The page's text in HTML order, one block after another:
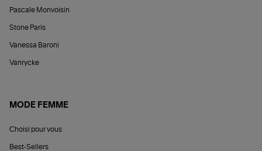
Pascale Monvoisin
Stone Paris
Vanessa Baroni
Vanrycke
MODE FEMME
Choisi pour vous
Best-Sellers